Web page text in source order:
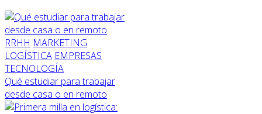
RRHH MARKETING
LOGÍSTICA EMPRESAS
TECNOLOGÍA
Qué estudiar para trabajar
desde casa o en remoto